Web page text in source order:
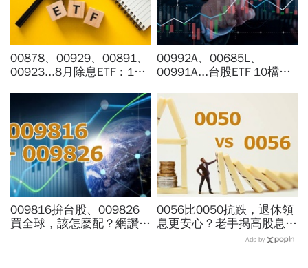
00878、00929、00891、
00923...8月除息ETF：14
金額、最後買進日，如何息
利雙賺
00992A、00685L、
00991A...台股ETF 10檔打
幅稱冠，達人認證選股實力
堅強
009816拚台股、009826
買全球，該怎麼配？網讚
0056比0050抗跌，退休領
息更安心？老手揭高股息
「4大致命傷」：股息再投
Ads by